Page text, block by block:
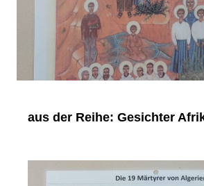
aus der Reihe: Gesichter